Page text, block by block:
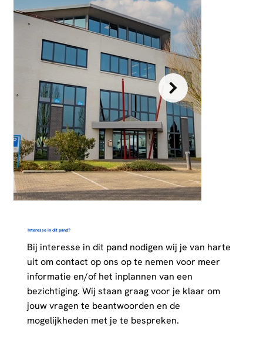
Interesse in dit pand?
Bij interesse in dit pand nodigen wij je van harte
uit om contact op ons op te nemen voor meer
informatie en/of het inplannen van een
bezichtiging. Wij staan graag voor je klaar om
jouw vragen te beantwoorden en de
mogelijkheden met je te bespreken.